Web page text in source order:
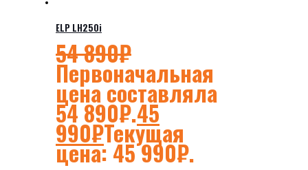
ELP LH250i
54 890₽
Первоначальная
цена составляла
54 890₽.45
990₽Текущая
цена: 45 990₽.